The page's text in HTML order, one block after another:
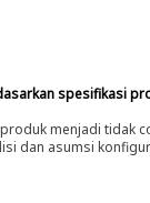
spesifikasi
menjadi tidak
dan asumsi